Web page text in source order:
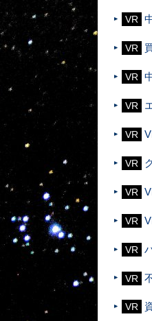
VR
VR
VR
VR
VR
VR
VR
VR
VR
VR
VR